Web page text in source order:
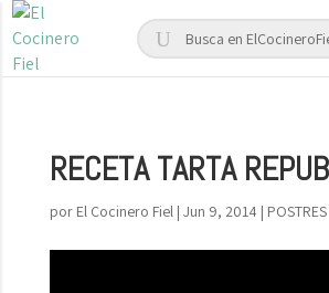
RECETA TARTA
por El Cocinero Fiel| Jun 9, 2014| POSTRES